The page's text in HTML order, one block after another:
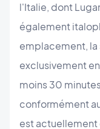
l'Italie, dont
également
emplacement,
exclusivement
moins 30
conformément
est actuellement